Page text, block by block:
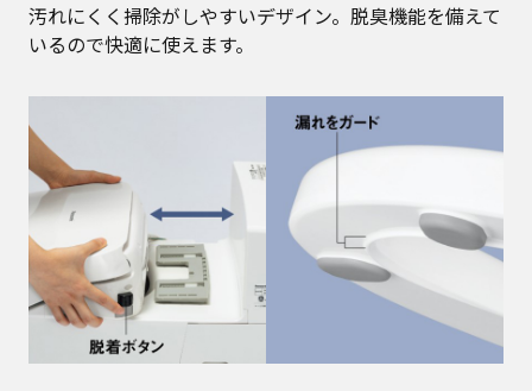
汚れにくく掃除がしやすいデザイン。脱臭機能を備えて
いるので快適に使えます。